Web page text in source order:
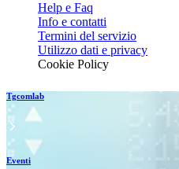
Help e Faq
Info e contatti
Termini del servizio
Utilizzo dati e privacy
Cookie Policy
Tgcomlab
Eventi